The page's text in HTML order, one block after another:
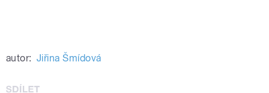
autor: Jiřina Šmídová